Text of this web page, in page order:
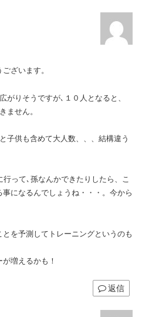
ざいます。
がりそうですが､１０人となると、
ません。
子供も含めて大人数、、、結構違う
って､孫なんかできたりしたら、こ
になるんでしょうね・・・。今から
を予測してトレーニングというのも
増えるかも！
返信